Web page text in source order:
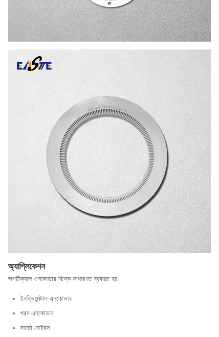
অ্যাপ্লিকেশন
অপটিক্যাল এনকোডার ডিস্ক সাধারণত ব্যবহৃত হয়:
ইনক্রিমেন্টাল এনকোডার
পরম এনকোডার
সার্ভো মোটরস